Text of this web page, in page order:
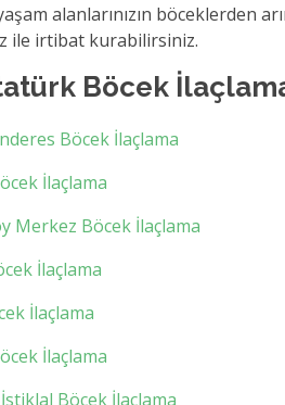
alanlarınızın böceklerden
ile irtibat kurabilirsiniz.
Böcek
Böcek İlaçlama
İlaçlama
Merkez Böcek İlaçlama
İlaçlama
İlaçlama
İlaçlama
Böcek İlaçlama